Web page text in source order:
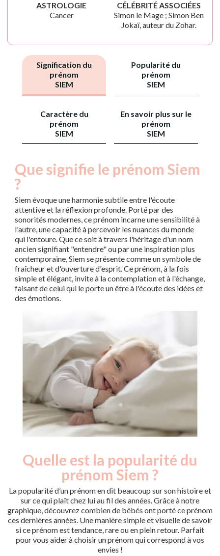
ASTROLOGIE
Cancer
CÉLÉBRITÉ ASSOCIÉES
Simon le Mage ; Simon Ben
Jokaï, auteur du Zohar.
Signification du
prénom
SIEM
Popularité du
prénom
SIEM
Caractère du
prénom
SIEM
En savoir plus sur le
prénom
SIEM
Que signifie le prénom Siem
?
Siem évoque une harmonie subtile entre l'écoute
attentive et la réflexion profonde. Porté par des
sonorités modernes, ce prénom incarne une sensibilité à
l'autre, une capacité à percevoir les nuances du monde
qui l'entoure. Que ce soit à travers l'héritage d'un nom
ancien signifiant "entendre" ou par une inspiration plus
contemporaine, Siem se présente comme un symbole de
fraîcheur et d'ouverture d'esprit. Ce prénom, à la fois
simple et élégant, invite à la contemplation et à l'échange,
faisant de celui qui le porte un être à l'écoute des idées et
des émotions.
Quelle est la popularité du
prénom Siem ?
La popularité d’un prénom en dit beaucoup sur son histoire et
sur ce qui plaît chez lui au fil des années. Grâce à notre
graphique, découvrez combien de bébés ont porté ce prénom
ces dernières années. Une manière simple et visuelle de savoir
si ce prénom est tendance, rare ou en plein retour. Parfait
pour vous aider à choisir un prénom qui correspond à vos
envies !
Année
Nouveaux-
nés
1981
3
1989
4
1990
3
1994
3
2000
3